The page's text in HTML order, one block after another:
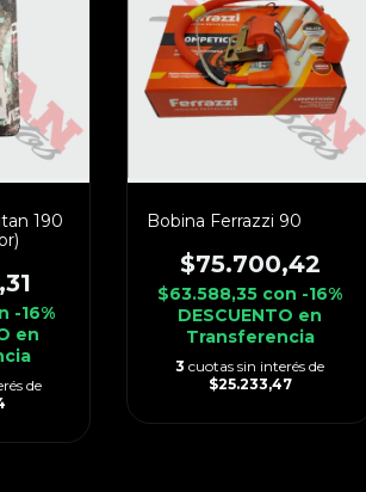
190
-16%
en
de
Bobina Ferrazzi 90
$75.700,42
$63.588,35 con -16%
DESCUENTO en
Transferencia
3 cuotas sin interés de
$25.233,47